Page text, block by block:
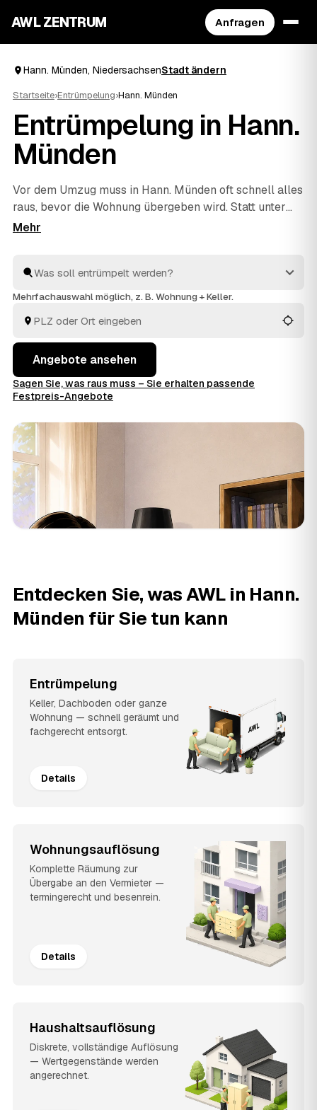
AWL ZENTRUM Anfragen
Hann. Münden, NiedersachsenStadt ändern
Startseite›Entrümpelung›Hann. Münden
Entrümpelung in Hann.
Münden
Vor dem Umzug muss in Hann. Münden oft schnell alles
raus, bevor die Wohnung übergeben wird. Statt unter
Zeitdruck den erstbesten Betrieb zu nehmen, stellen
DransfeldundImmenhausen. So vergleichen Sie Preise
und Termine, auch wenn es eilig ist. Die Profis kümmern
Mehrfachauswahl möglich, z. B. Wohnung + Keller.
Angebote ansehen
Sagen Sie, was raus muss – Sie erhalten passende
Festpreis-Angebote
Entdecken Sie, was AWL in Hann.
Münden für Sie tun kann
Entrümpelung
Keller, Dachboden oder ganze
Wohnung — schnell geräumt und
fachgerecht entsorgt.
Details
Wohnungsauflösung
Komplette Räumung zur
Übergabe an den Vermieter —
termingerecht und besenrein.
Details
Haushaltsauflösung
Diskrete, vollständige Auflösung
— Wertgegenstände werden
angerechnet.